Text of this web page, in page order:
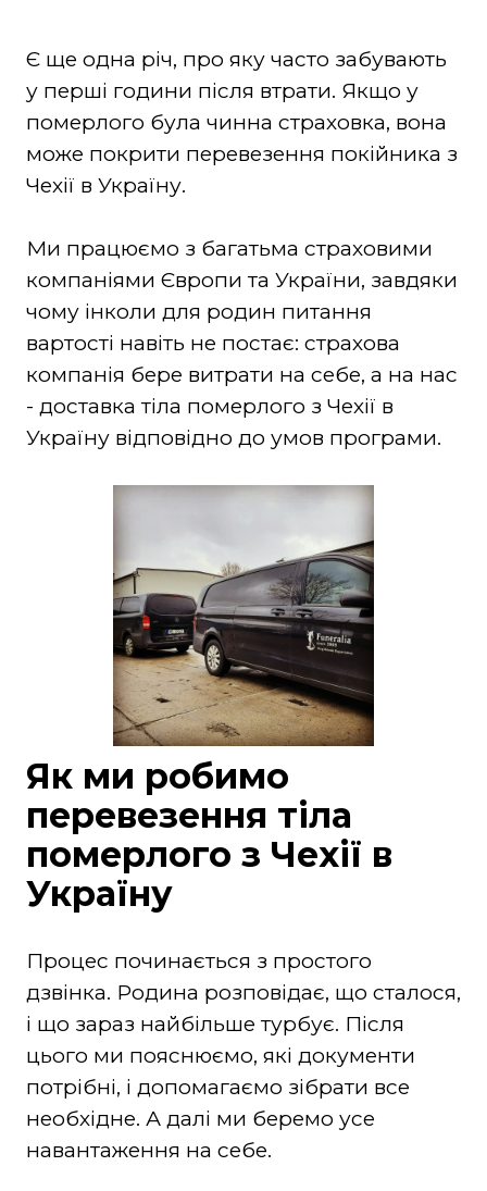
Є ще одна річ, про яку часто забувають
у перші години після втрати. Якщо у
померлого була чинна страховка, вона
може покрити перевезення покійника з
Чехії в Україну.
Ми працюємо з багатьма страховими
компаніями Європи та України, завдяки
чому інколи для родин питання
вартості навіть не постає: страхова
компанія бере витрати на себе, а на нас
- доставка тіла померлого з Чехії в
Україну відповідно до умов програми.
Як ми робимо
перевезення тіла
померлого з Чехії в
Україну
Процес починається з простого
дзвінка. Родина розповідає, що сталося,
і що зараз найбільше турбує. Після
цього ми пояснюємо, які документи
потрібні, і допомагаємо зібрати все
необхідне. А далі ми беремо усе
навантаження на себе.